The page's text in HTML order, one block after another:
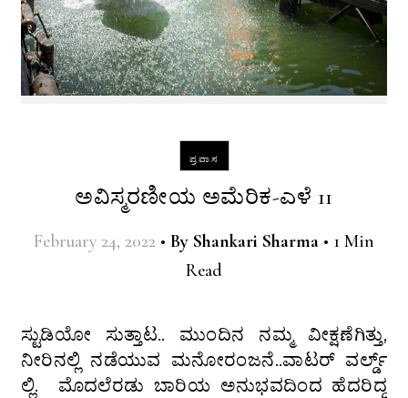
ಪ್ರವಾಸ
ಅವಿಸ್ಮರಣೀಯ ಅಮೆರಿಕ-ಎಳೆ 11
February 24, 2022 • By Shankari Sharma • 1 Min
Read
ಸ್ಟುಡಿಯೋ ಸುತ್ತಾಟ.. ಮುಂದಿನ ನಮ್ಮ ವೀಕ್ಷಣೆಗಿತ್ತು,
ನೀರಿನಲ್ಲಿ ನಡೆಯುವ ಮನೋರಂಜನೆ..ವಾಟರ್ ವರ್ಲ್ಡ್
ಲ್ಲಿ. ಮೊದಲೆರಡು ಬಾರಿಯ ಅನುಭವದಿಂದ ಹೆದರಿದ್ದ